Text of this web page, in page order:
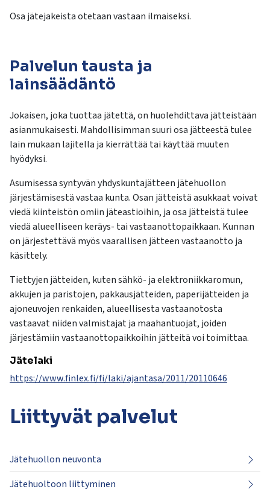
Osa jätejakeista otetaan vastaan ilmaiseksi.
Palvelun tausta ja
lainsäädäntö
Jokaisen, joka tuottaa jätettä, on huolehdittava jätteistään
asianmukaisesti. Mahdollisimman suuri osa jätteestä tulee
lain mukaan lajitella ja kierrättää tai käyttää muuten
hyödyksi.
Asumisessa syntyvän yhdyskuntajätteen jätehuollon
järjestämisestä vastaa kunta. Osan jätteistä asukkaat voivat
viedä kiinteistön omiin jäteastioihin, ja osa jätteistä tulee
viedä alueelliseen keräys- tai vastaanottopaikkaan. Kunnan
on järjestettävä myös vaarallisen jätteen vastaanotto ja
käsittely.
Tiettyjen jätteiden, kuten sähkö- ja elektroniikkaromun,
akkujen ja paristojen, pakkausjätteiden, paperijätteiden ja
ajoneuvojen renkaiden, alueellisesta vastaanotosta
vastaavat niiden valmistajat ja maahantuojat, joiden
järjestämiin vastaanottopaikkoihin jätteitä voi toimittaa.
Jätelaki
https://www.finlex.fi/fi/laki/ajantasa/2011/20110646
Liittyvät palvelut
Jätehuollon neuvonta
Jätehuoltoon liittyminen